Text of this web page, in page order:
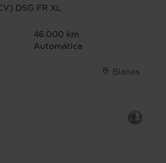
DSG FR XL
46.000 km
Automática
Blanes